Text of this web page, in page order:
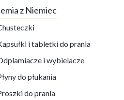
z Niemiec
i tabletki do prania
i wybielacze
do płukania
do prania